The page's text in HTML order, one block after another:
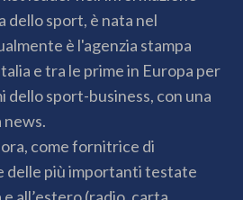
dello sport, è nata nel
è l'agenzia stampa
e tra le prime in Europa per
dello sport-business, con una
news.
come fornitrice di
delle più importanti testate